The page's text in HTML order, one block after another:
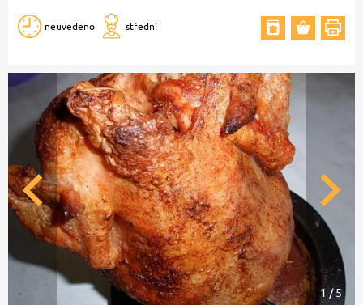
neuvedeno střední
1 / 5